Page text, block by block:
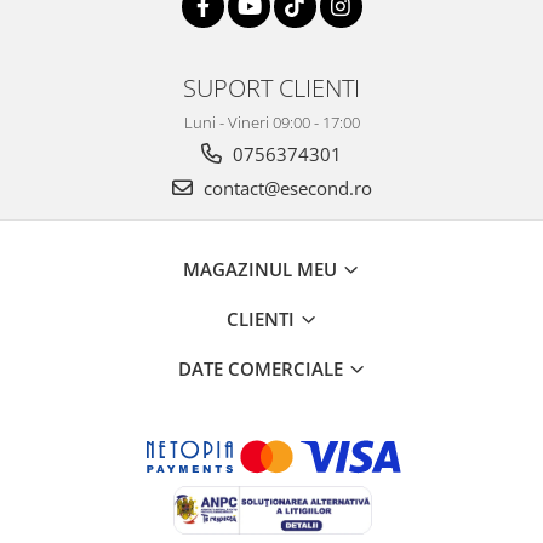
Home Cinema & Audio
Televizoare & accesoriiSUPORT CLIENTI
Luni - Vineri 09:00 - 17:00
0756374301
contact@esecond.ro
MAGAZINUL MEU
CLIENTI
DATE COMERCIALE